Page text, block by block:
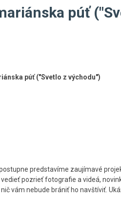
púť
púť ("Svetlo z východu")
predstavíme zaujímavé
pozrieť fotografie a videá,
vám nebude brániť ho navštíviť.